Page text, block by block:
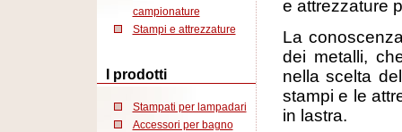
campionature
Stampi e attrezzature
I prodotti
Stampati per lampadari
Accessori per bagno
e attrezzature
La
dei metalli,
nella scelta
stampi e le
in lastra.